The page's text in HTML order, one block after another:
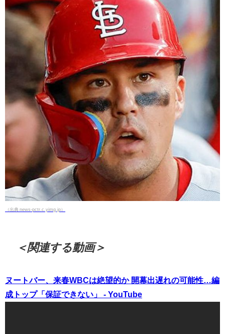
（出典 news-pctr.c.yimg.jp）
＜関連する動画＞
ヌートバー、来春WBCは絶望的か 開幕出遅れの可能性…編
成トップ「保証できない」 - YouTube